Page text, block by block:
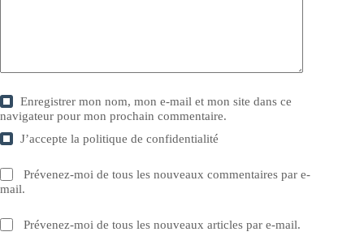
Enregistrer mon nom, mon e-mail et mon site dans ce
navigateur pour mon prochain commentaire.
J’accepte lapolitique de confidentialité
Prévenez-moi de tous les nouveaux commentaires par e-
mail.
Prévenez-moi de tous les nouveaux articles par e-mail.